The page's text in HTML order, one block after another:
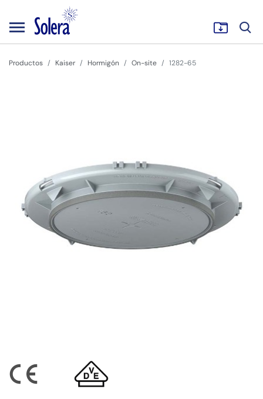
Productos Kaiser Hormigón On-site 1282-65